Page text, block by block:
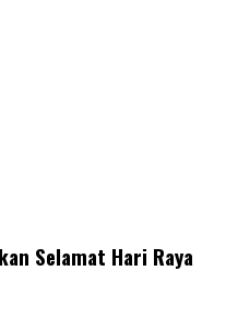
Selamat Hari Raya